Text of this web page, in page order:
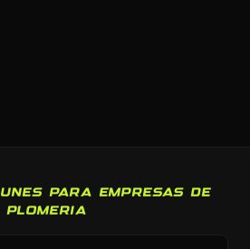
PARA EMPRESAS DE
PLOMERIA